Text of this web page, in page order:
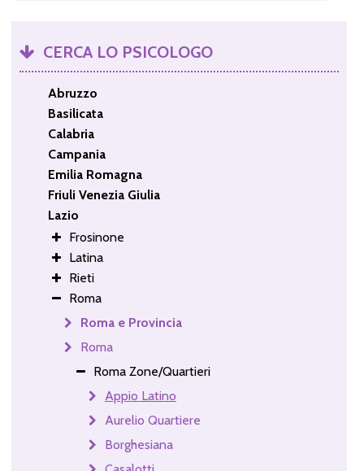
CERCA LO PSICOLOGO
Abruzzo
Basilicata
Calabria
Campania
Emilia Romagna
Friuli Venezia Giulia
Lazio
Frosinone
Latina
Rieti
Roma
Roma e Provincia
Roma
Roma Zone/Quartieri
Appio Latino
Aurelio Quartiere
Borghesiana